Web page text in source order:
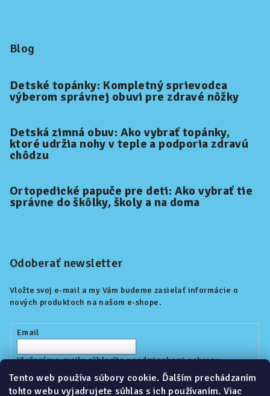
Tento web používa súbory cookie. Ďalším prechádzaním
tohto webu vyjadrujete súhlas s ich používaním. Viac
Blog
Detské topánky: Kompletný sprievodca
výberom správnej obuvi pre zdravé nôžky
Detská zimná obuv: Ako vybrať topánky,
ktoré udržia nohy v teple a podporia zdravú
chôdzu
Ortopedické papuče pre deti: Ako vybrať tie
správne do škôlky, školy a na doma
Odoberať newsletter
Vložte svoj e-mail a my Vám budeme zasielať informácie o
nových produktoch na našom e-shope.
Email
Vložením e-mailu súhlasíte spodmienkami ochrany
osobných údajov